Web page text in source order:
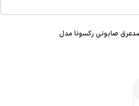
صابونی رکسونا مدل